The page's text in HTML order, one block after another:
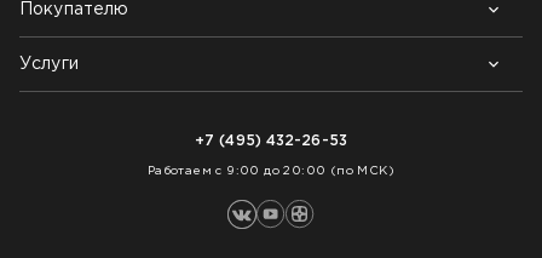
Почему выбирают нас
Контакты
Блог
Покупателю
Возврат товара
Как заказать
Услуги
+7 (495) 432-26-53
Работаем с 9:00 до 20:00 (по МСК)